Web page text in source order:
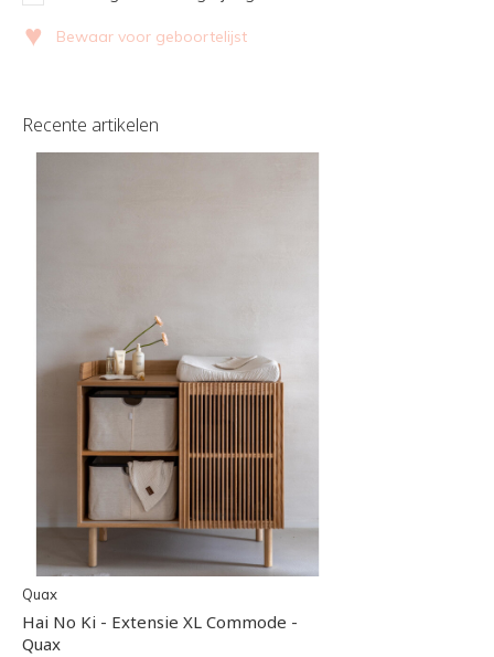
♥ Bewaar voor geboortelijst
Recente artikelen
Quax
Hai No Ki - Extensie XL Commode -
Quax